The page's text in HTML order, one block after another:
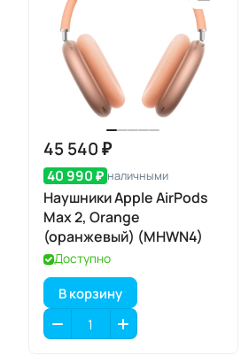
45 540 ₽
40 990 ₽ наличными
Наушники Apple AirPods
Max 2, Orange
(оранжевый) (MHWN4)
Доступно
В корзину